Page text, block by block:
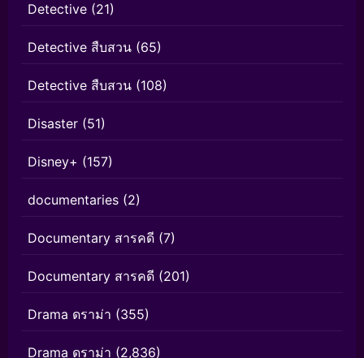
Detective (21)
Detective สืบสวน (65)
Detective สืบสวน (108)
Disaster (51)
Disney+ (157)
documentaries (2)
Documentary สารคดี (7)
Documentary สารคดี (201)
Drama ดราม่า (355)
Drama ดราม่า (2,836)